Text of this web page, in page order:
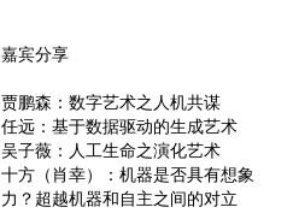
嘉宾分享
贾鹏森：数字艺术之人机共谋
任远：基于数据驱动的生成艺术
吴子薇：人工生命之演化艺术
十方（肖幸）：机器是否具有想象
力？超越机器和自主之间的对立